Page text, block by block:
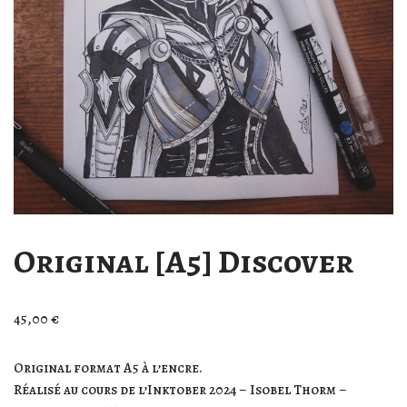
Original [A5] Discover
45,00 €
Original format A5 à l’encre.
Réalisé au cours de l’Inktober 2024 – Isobel Thorm –